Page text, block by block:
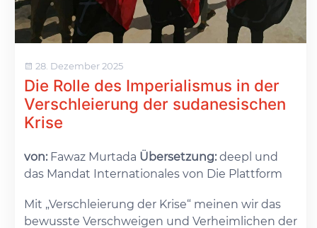
28. Dezember 2025
Die Rolle des Imperialismus in der
Verschleierung der sudanesischen
Krise
von:Fawaz Murtada Übersetzung:deepl und
das Mandat Internationales von Die Plattform
Mit „Verschleierung der Krise“ meinen wir das
bewusste Verschweigen und Verheimlichen der